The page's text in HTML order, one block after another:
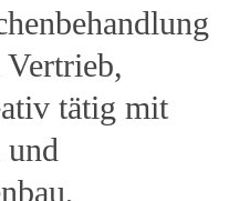
tätig mit